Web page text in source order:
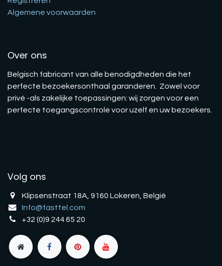
Algemene voorwaarden
Over ons
Belgisch fabricant van alle benodigdheden die het
perfecte bezoekersonthaal garanderen. Zowel voor
privé -als zakelijke toepassingen: wij zorgen voor een
perfecte toegangscontrole voor uzelf en uw bezoekers.
Volg ons
Klipsenstraat 18A, 9160 Lokeren, België
Info@fasttel.com
+32 (0)9 244 65 20